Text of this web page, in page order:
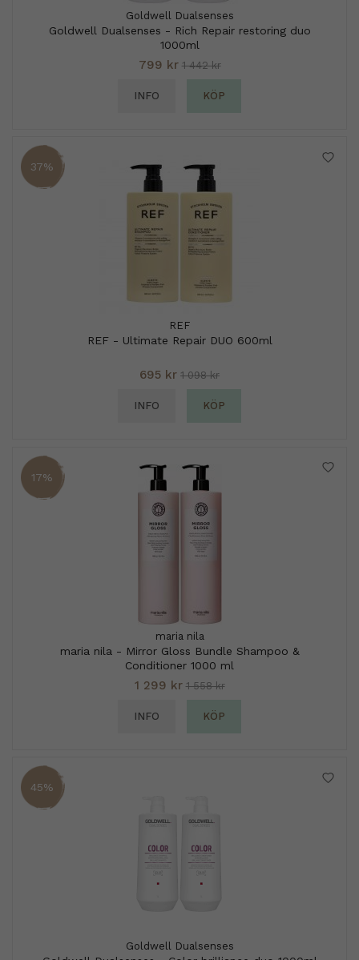
Goldwell Dualsenses
Goldwell Dualsenses - Rich Repair restoring duo
1000ml
799 kr 1 442 kr
INFO KÖP
37%
REF
REF - Ultimate Repair DUO 600ml
695 kr 1 098 kr
INFO KÖP
17%
maria nila
maria nila - Mirror Gloss Bundle Shampoo &
Conditioner 1000 ml
1 299 kr 1 558 kr
INFO KÖP
45%
Goldwell Dualsenses